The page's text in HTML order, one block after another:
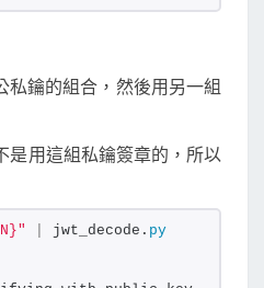
私鑰的組合，然後用另一組
是用這組私鑰簽章的，所以
jwt_decode. py